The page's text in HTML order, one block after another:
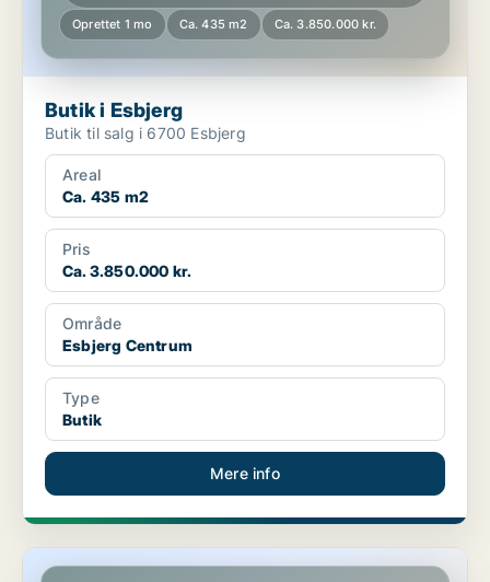
Oprettet 1 mo Ca. 435 m2 Ca. 3.850.000 kr.
Butik i Esbjerg
Butik til salg i 6700 Esbjerg
Areal
Ca. 435 m2
Pris
Ca. 3.850.000 kr.
Område
Esbjerg Centrum
Type
Butik
Mere info
Butik i Esbjerg